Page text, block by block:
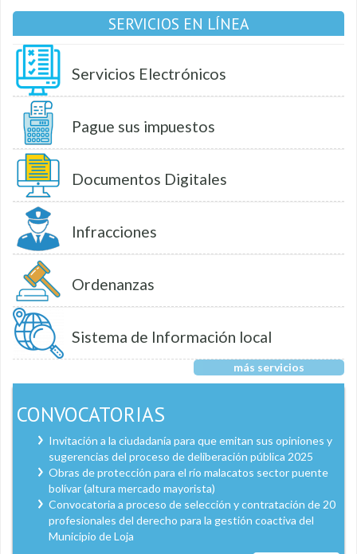
SERVICIOS EN LÍNEA
Servicios Electrónicos
Pague sus impuestos
Documentos Digitales
Infracciones
Ordenanzas
Sistema de Información local
más servicios
CONVOCATORIAS
Invitación a la ciudadanía para que emitan sus opiniones y
sugerencias del proceso de deliberación pública 2025
Obras de protección para el río malacatos sector puente
bolívar (altura mercado mayorista)
Convocatoria a proceso de selección y contratación de 20
profesionales del derecho para la gestión coactiva del
Municipio de Loja